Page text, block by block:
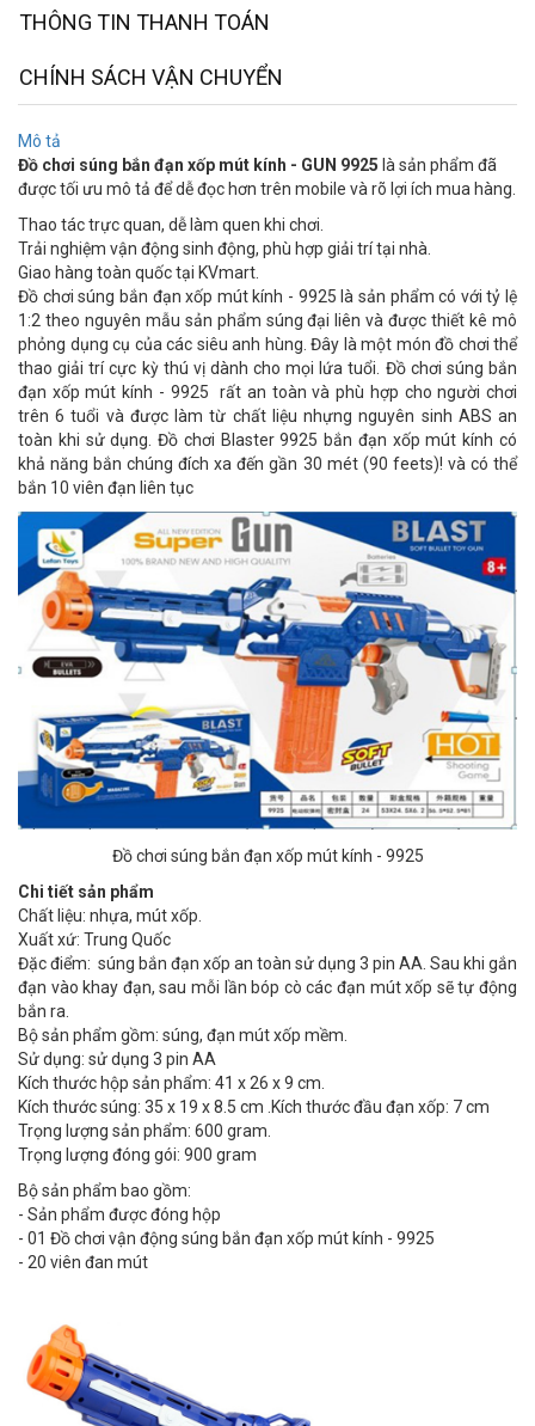
THÔNG TIN THANH TOÁN
CHÍNH SÁCH VẬN CHUYỂN
Mô tả
Đồ chơi súng bắn đạn xốp mút kính - GUN 9925 là sản phẩm đã
được tối ưu mô tả để dễ đọc hơn trên mobile và rõ lợi ích mua hàng.
Thao tác trực quan, dễ làm quen khi chơi.
Trải nghiệm vận động sinh động, phù hợp giải trí tại nhà.
Giao hàng toàn quốc tại KVmart.
Đồ chơi súng bắn đạn xốp mút kính - 9925 là sản phẩm có với tỷ lệ
1:2 theo nguyên mẫu sản phẩm súng đại liên và được thiết kê mô
phỏng dụng cụ của các siêu anh hùng. Đây là một món đồ chơi thể
thao giải trí cực kỳ thú vị dành cho mọi lứa tuổi. Đồ chơi súng bắn
đạn xốp mút kính - 9925 rất an toàn và phù hợp cho người chơi
trên 6 tuổi và được làm từ chất liệu nhựng nguyên sinh ABS an
toàn khi sử dụng. Đồ chơi Blaster 9925 bắn đạn xốp mút kính có
khả năng bắn chúng đích xa đến gần 30 mét (90 feets)! và có thể
bắn 10 viên đạn liên tục
Đồ chơi súng bắn đạn xốp mút kính - 9925
Chi tiết sản phẩm
Chất liệu: nhựa, mút xốp.
Xuất xứ: Trung Quốc
Đặc điểm: súng bắn đạn xốp an toàn sử dụng 3 pin AA. Sau khi gắn
đạn vào khay đạn, sau mỗi lần bóp cò các đạn mút xốp sẽ tự động
bắn ra.
Bộ sản phẩm gồm: súng, đạn mút xốp mềm.
Sử dụng: sử dụng 3 pin AA
Kích thước hộp sản phẩm: 41 x 26 x 9 cm.
Kích thước súng: 35 x 19 x 8.5 cm .Kích thước đầu đạn xốp: 7 cm
Trọng lượng sản phẩm: 600 gram.
Trọng lượng đóng gói: 900 gram
Bộ sản phẩm bao gồm:
- Sản phẩm được đóng hộp
- 01 Đồ chơi vận động súng bắn đạn xốp mút kính - 9925
- 20 viên đan mút